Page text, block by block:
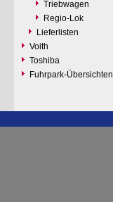
Triebwagen
Regio-Lok
Lieferlisten
Voith
Toshiba
Fuhrpark-Übersichten